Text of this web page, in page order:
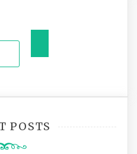
POSTS